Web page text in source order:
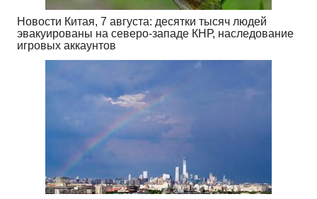
Новости Китая, 7 августа: десятки тысяч людей
эвакуированы на северо-западе КНР, наследование
игровых аккаунтов